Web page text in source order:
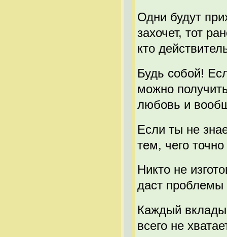
Одни будут
захочет, тот
кто
Будь собой!
можно
любовь и
Если ты не
тем, чего
Никто не
даст
Каждый
всего не